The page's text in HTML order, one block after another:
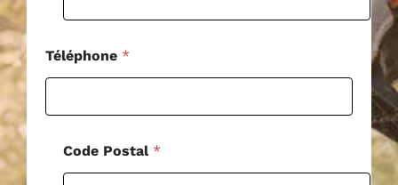
Téléphone *
Code Postal *